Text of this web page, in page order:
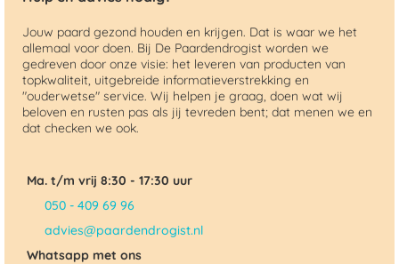
Jouw paard gezond houden en krijgen. Dat is waar we het
allemaal voor doen. Bij De Paardendrogist worden we
gedreven door onze visie: het leveren van producten van
topkwaliteit, uitgebreide informatieverstrekking en
"ouderwetse" service. Wij helpen je graag, doen wat wij
beloven en rusten pas als jij tevreden bent; dat menen we en
dat checken we ook.
Ma. t/m vrij 8:30 - 17:30 uur
050 - 409 69 96
advies@paardendrogist.nl
Whatsapp met ons